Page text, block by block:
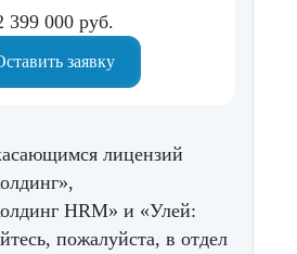
399 000 руб.
Оставить заявку
лицензий
HRM» и «Улей:
пожалуйста, в отдел